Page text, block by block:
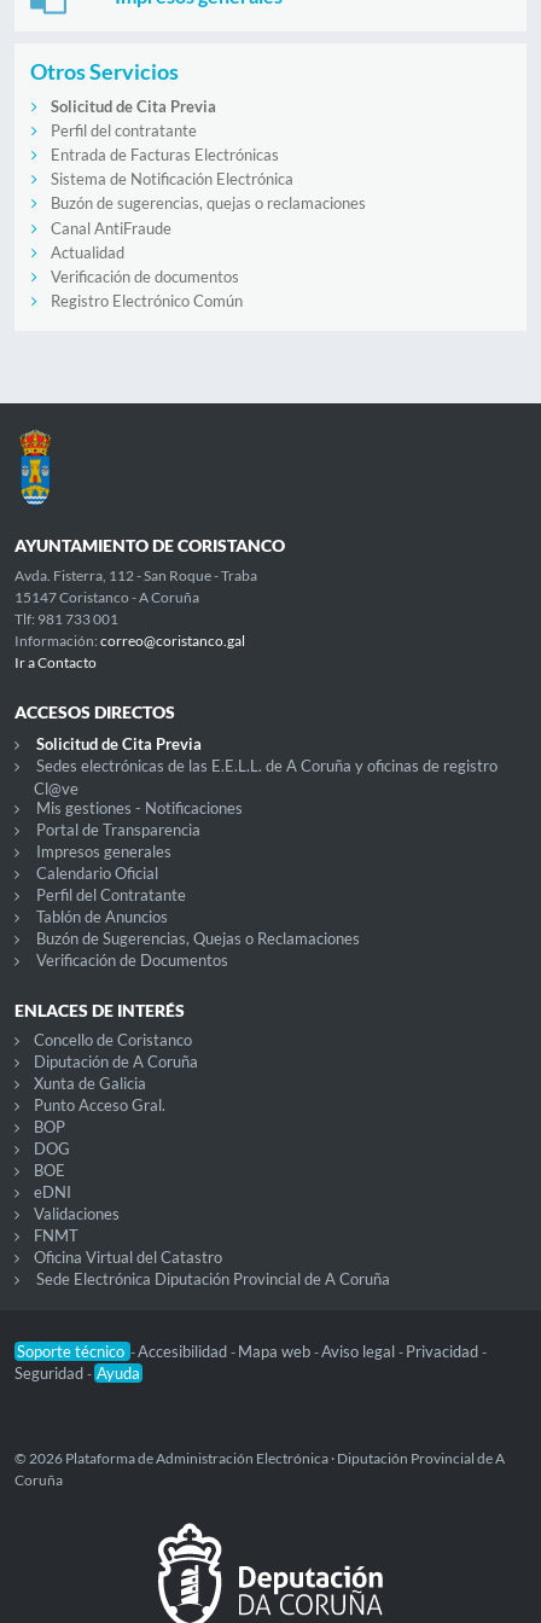
Otros Servicios
Solicitud de Cita Previa
Perfil del contratante
Entrada de Facturas Electrónicas
Sistema de Notificación Electrónica
Buzón de sugerencias, quejas o reclamaciones
Canal AntiFraude
Actualidad
Verificación de documentos
Registro Electrónico Común
AYUNTAMIENTO DE CORISTANCO
Avda. Fisterra, 112 - San Roque - Traba
15147 Coristanco - A Coruña
Tlf: 981 733 001
Información: correo@coristanco.gal
Ir a Contacto
ACCESOS DIRECTOS
Solicitud de Cita Previa
Sedes electrónicas de las E.E.L.L. de A Coruña y oficinas de registro
Cl@ve
Mis gestiones - Notificaciones
Portal de Transparencia
Impresos generales
Calendario Oficial
Perfil del Contratante
Tablón de Anuncios
Buzón de Sugerencias, Quejas o Reclamaciones
Verificación de Documentos
ENLACES DE INTERÉS
Concello de Coristanco
Diputación de A Coruña
Xunta de Galicia
Punto Acceso Gral.
BOP
DOG
BOE
eDNI
Validaciones
FNMT
Oficina Virtual del Catastro
Sede Electrónica Diputación Provincial de A Coruña
Soporte técnico -Accesibilidad - Mapa web -Aviso legal - Privacidad -
Seguridad - Ayuda
© 2026 Plataforma de Administración Electrónica · Diputación Provincial de A
Coruña